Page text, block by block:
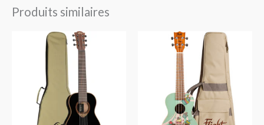
Produits similaires